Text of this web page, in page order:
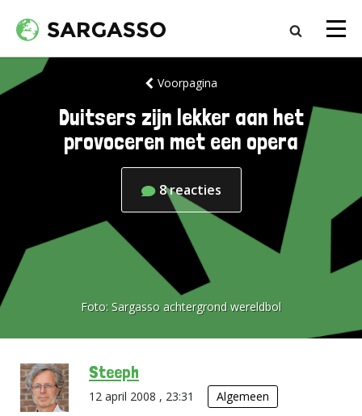
Voorpagina
Duitsers zijn lekker aan het
provoceren met een opera
8reacties
Foto: Sargasso achtergrond wereldbol
Steeph
12 april 2008 , 23:31 Algemeen